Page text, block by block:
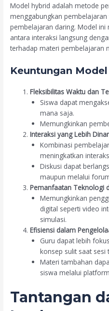
Model hybrid adalah metode
menggabungkan
pembelajaran daring. Model
antara interaksi langsung
terhadap materi pembelajaran
Keuntungan
Fleksibilitas Waktu dan
Siswa dapat
mana saja.
Memungkinkan
Interaksi yang Lebih
Kombinasi
meningkatkan
Diskusi dapat
maupun melalui
Pemanfaatan Teknologi
Memungkinkan
digital seperti video
simulasi.
Efisiensi dalam
Guru dapat lebih
konsep sulit saat sesi
Materi tambahan
siswa melalui
Tantangan